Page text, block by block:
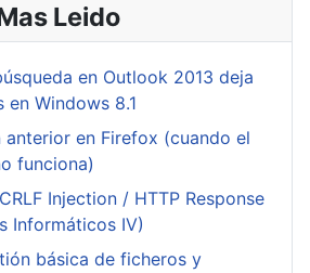
Leido
en Outlook 2013 deja
Windows 8.1
anterior en Firefox (cuando el
funciona)
Injection / HTTP Response
Informáticos IV)
básica de ficheros y